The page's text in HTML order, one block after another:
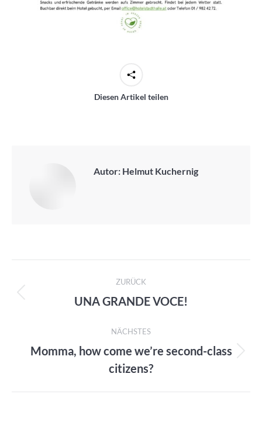
Diesen Artikel teilen
Autor: Helmut Kuchernig
Kommentarnavigation
ZURÜCK
Vorheriger
UNA GRANDE VOCE!
NÄCHSTES
Nächster
Beitrag:
Momma, how come we’re second-class
citizens?